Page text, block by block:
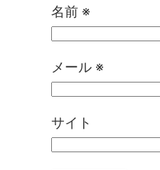
名前 ※
メール ※
サイト